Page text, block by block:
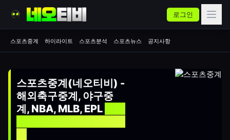
로그인
스포츠중계 하이라이트 스포츠분석 스포츠뉴스 공지사항
스포츠중계(네오티비) -
해외축구중계, 야구중
계, NBA, MLB, EPL